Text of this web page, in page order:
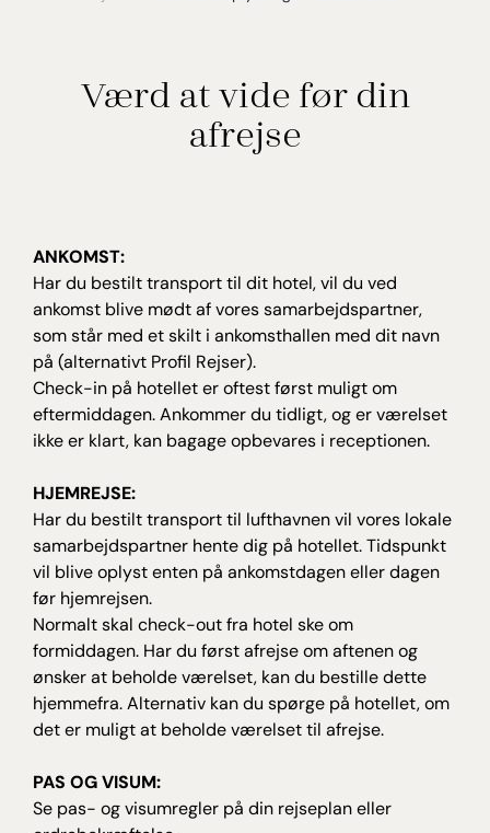
Værd at vide før din
afrejse
ANKOMST:
Har du bestilt transport til dit hotel, vil du ved
ankomst blive mødt af vores samarbejdspartner,
som står med et skilt i ankomsthallen med dit navn
på (alternativt Profil Rejser).
Check-in på hotellet er oftest først muligt om
eftermiddagen. Ankommer du tidligt, og er værelset
ikke er klart, kan bagage opbevares i receptionen.
HJEMREJSE:
Har du bestilt transport til lufthavnen vil vores lokale
samarbejdspartner hente dig på hotellet. Tidspunkt
vil blive oplyst enten på ankomstdagen eller dagen
før hjemrejsen.
Normalt skal check-out fra hotel ske om
formiddagen. Har du først afrejse om aftenen og
ønsker at beholde værelset, kan du bestille dette
hjemmefra. Alternativ kan du spørge på hotellet, om
det er muligt at beholde værelset til afrejse.
PAS OG VISUM:
Se pas- og visumregler på din rejseplan eller